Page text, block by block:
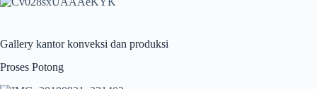
Gallery kantor konveksi dan produksi
Proses Potong